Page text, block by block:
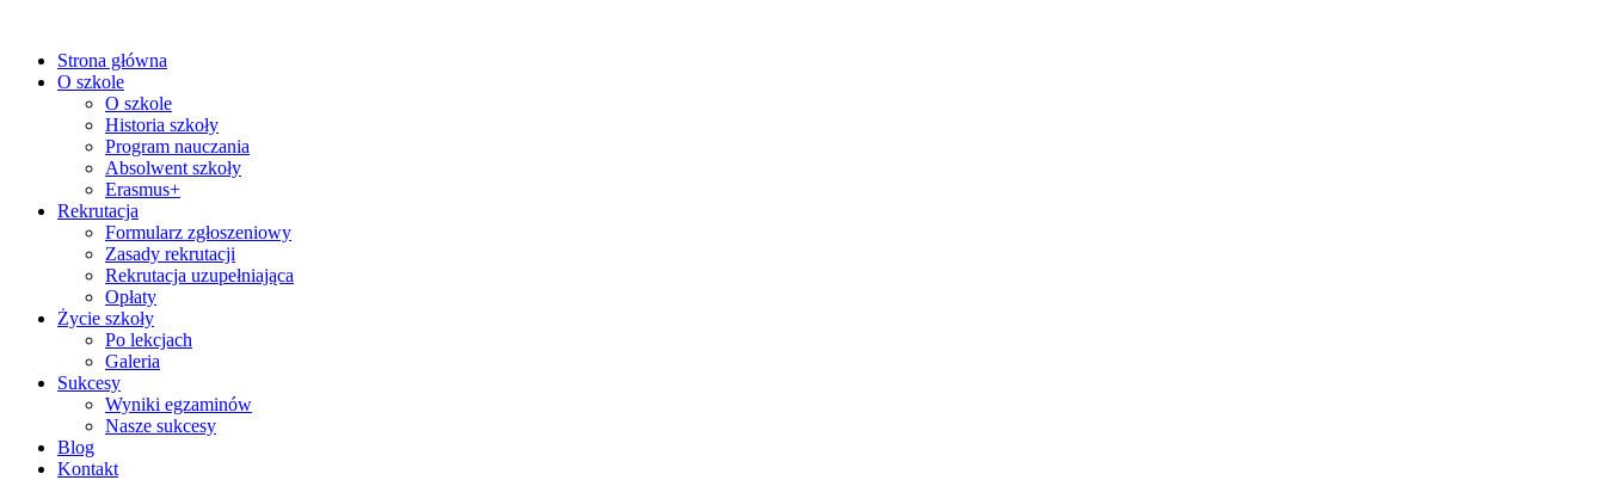
Strona główna
O szkole
O szkole
Historia szkoły
Program nauczania
Absolwent szkoły
Erasmus+
Rekrutacja
Formularz zgłoszeniowy
Zasady rekrutacji
Rekrutacja uzupełniająca
Opłaty
Życie szkoły
Po lekcjach
Galeria
Sukcesy
Wyniki egzaminów
Nasze sukcesy
Blog
Kontakt